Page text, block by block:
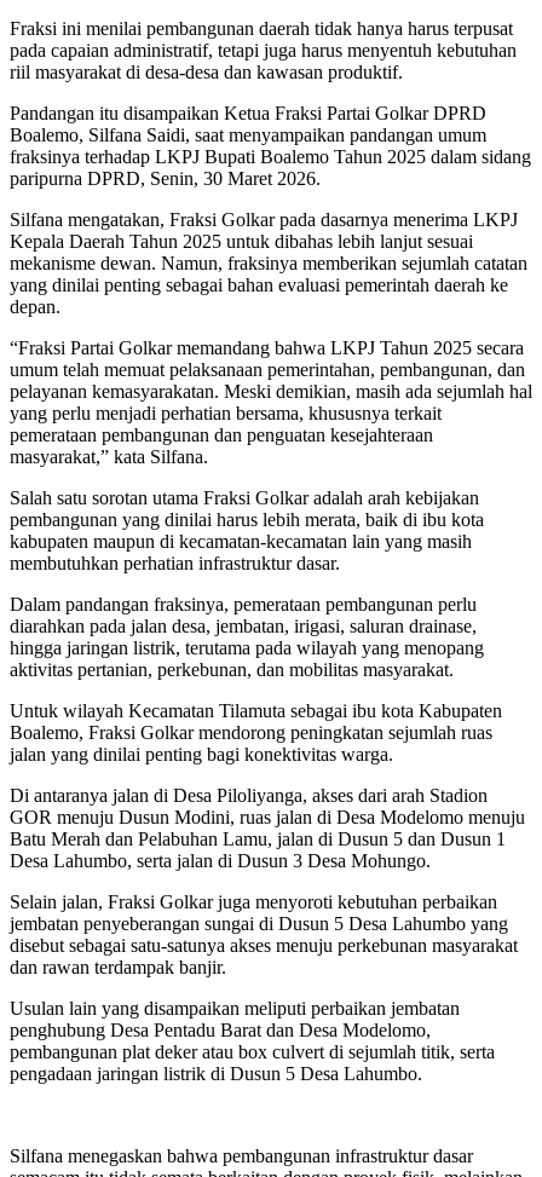
Fraksi ini menilai pembangunan daerah tidak hanya harus terpusat
pada capaian administratif, tetapi juga harus menyentuh kebutuhan
riil masyarakat di desa-desa dan kawasan produktif.
Pandangan itu disampaikan Ketua Fraksi Partai Golkar DPRD
Boalemo, Silfana Saidi, saat menyampaikan pandangan umum
fraksinya terhadap LKPJ Bupati Boalemo Tahun 2025 dalam sidang
paripurna DPRD, Senin, 30 Maret 2026.
Silfana mengatakan, Fraksi Golkar pada dasarnya menerima LKPJ
Kepala Daerah Tahun 2025 untuk dibahas lebih lanjut sesuai
mekanisme dewan. Namun, fraksinya memberikan sejumlah catatan
yang dinilai penting sebagai bahan evaluasi pemerintah daerah ke
depan.
“Fraksi Partai Golkar memandang bahwa LKPJ Tahun 2025 secara
umum telah memuat pelaksanaan pemerintahan, pembangunan, dan
pelayanan kemasyarakatan. Meski demikian, masih ada sejumlah hal
yang perlu menjadi perhatian bersama, khususnya terkait
pemerataan pembangunan dan penguatan kesejahteraan
masyarakat,” kata Silfana.
Salah satu sorotan utama Fraksi Golkar adalah arah kebijakan
pembangunan yang dinilai harus lebih merata, baik di ibu kota
kabupaten maupun di kecamatan-kecamatan lain yang masih
membutuhkan perhatian infrastruktur dasar.
Dalam pandangan fraksinya, pemerataan pembangunan perlu
diarahkan pada jalan desa, jembatan, irigasi, saluran drainase,
hingga jaringan listrik, terutama pada wilayah yang menopang
aktivitas pertanian, perkebunan, dan mobilitas masyarakat.
Untuk wilayah Kecamatan Tilamuta sebagai ibu kota Kabupaten
Boalemo, Fraksi Golkar mendorong peningkatan sejumlah ruas
jalan yang dinilai penting bagi konektivitas warga.
Di antaranya jalan di Desa Piloliyanga, akses dari arah Stadion
GOR menuju Dusun Modini, ruas jalan di Desa Modelomo menuju
Batu Merah dan Pelabuhan Lamu, jalan di Dusun 5 dan Dusun 1
Desa Lahumbo, serta jalan di Dusun 3 Desa Mohungo.
Selain jalan, Fraksi Golkar juga menyoroti kebutuhan perbaikan
jembatan penyeberangan sungai di Dusun 5 Desa Lahumbo yang
disebut sebagai satu-satunya akses menuju perkebunan masyarakat
dan rawan terdampak banjir.
Usulan lain yang disampaikan meliputi perbaikan jembatan
penghubung Desa Pentadu Barat dan Desa Modelomo,
pembangunan plat deker atau box culvert di sejumlah titik, serta
pengadaan jaringan listrik di Dusun 5 Desa Lahumbo.
Silfana menegaskan bahwa pembangunan infrastruktur dasar